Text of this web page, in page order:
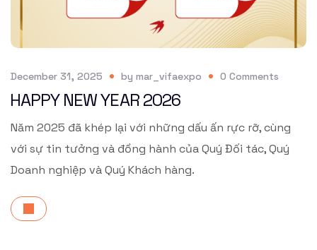
December 31, 2025 by mar_vifaexpo 0 Comments
HAPPY NEW YEAR 2026
Năm 2025 đã khép lại với những dấu ấn rực rỡ, cùng
với sự tin tưởng và đồng hành của Quý Đối tác, Quý
Doanh nghiệp và Quý Khách hàng.